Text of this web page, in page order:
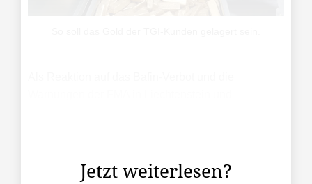
Jetzt weiterlesen?